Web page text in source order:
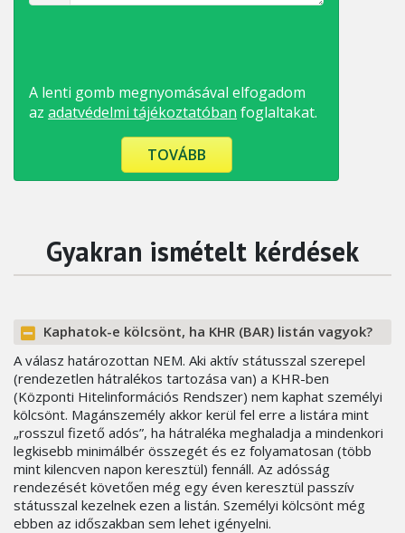
A lenti gomb megnyomásával elfogadom
az adatvédelmi tájékoztatóban foglaltakat.
TOVÁBB
Gyakran ismételt kérdések
Kaphatok-e kölcsönt, ha KHR (BAR) listán vagyok?
A válasz határozottan NEM. Aki aktív státusszal szerepel
(rendezetlen hátralékos tartozása van) a KHR-ben
(Központi Hitelinformációs Rendszer) nem kaphat személyi
kölcsönt. Magánszemély akkor kerül fel erre a listára mint
„rosszul fizető adós”, ha hátraléka meghaladja a mindenkori
legkisebb minimálbér összegét és ez folyamatosan (több
mint kilencven napon keresztül) fennáll. Az adósság
rendezését követően még egy éven keresztül passzív
státusszal kezelnek ezen a listán. Személyi kölcsönt még
ebben az időszakban sem lehet igényelni.